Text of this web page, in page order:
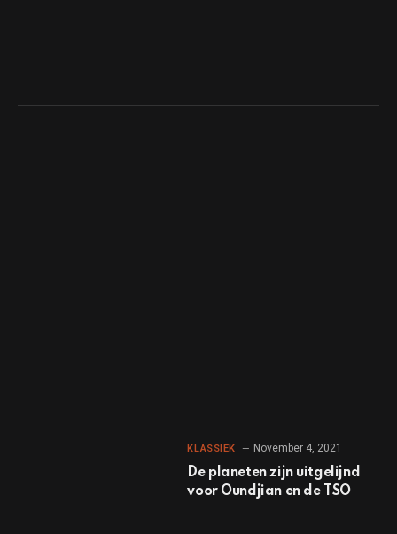
KLASSIEK November 4, 2021
De planeten zijn uitgelijnd
voor Oundjian en de TSO